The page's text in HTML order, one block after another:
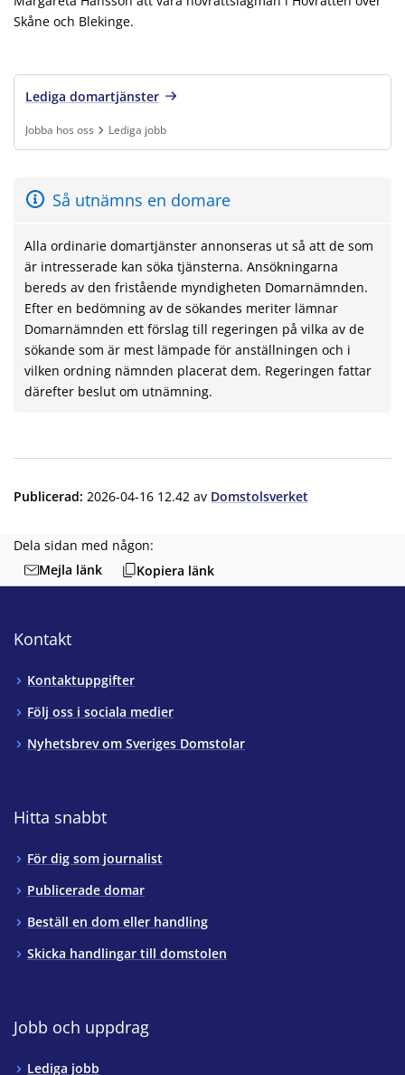
Skåne och Blekinge.
Lediga domartjänster
Jobba hos oss
Lediga jobb
Finns under:Jobba hos oss, Lediga jobb.
Så utnämns en domare
Alla ordinarie domartjänster annonseras ut så att de som
är intresserade kan söka tjänsterna. Ansökningarna
bereds av den fristående myndigheten Domarnämnden.
Efter en bedömning av de sökandes meriter lämnar
Domarnämnden ett förslag till regeringen på vilka av de
sökande som är mest lämpade för anställningen och i
vilken ordning nämnden placerat dem. Regeringen fattar
därefter beslut om utnämning.
Publicerad: 2026-04-16 12.42 av Domstolsverket
Dela sidan med någon:
Mejla länk
Kopiera länk
Kontakt
Kontaktuppgifter
Följ oss i sociala medier
Nyhetsbrev om Sveriges Domstolar
Hitta snabbt
För dig som journalist
Publicerade domar
Beställ en dom eller handling
Skicka handlingar till domstolen
Jobb och uppdrag
Lediga jobb